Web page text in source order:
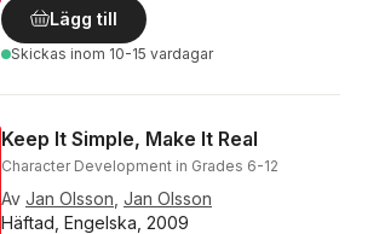
Lägg till
Skickas inom 10-15 vardagar
Keep It Simple, Make It Real
Character Development in Grades 6-12
Av Jan Olsson Jan Olsson
Häftad, Engelska, 2009